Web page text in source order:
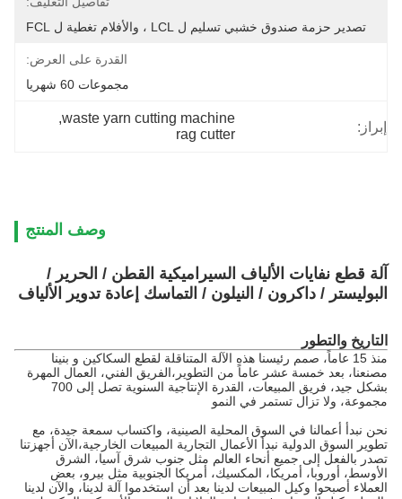
تصدير حزمة صندوق خشبي تسليم ل LCL ، والأفلام تغطية ل FCL
القدرة على العرض:
مجموعات 60 شهريا
إبراز:
waste yarn cutting machine
,
rag cutter
وصف المنتج
آلة قطع نفايات الألياف السيراميكية القطن / الحرير /
البوليستر / داكرون / النيلون / التماسك إعادة تدوير الألياف
التاريخ والتطور
منذ 15 عاماً، صمم رئيسنا هذه الآلة المتناقلة لقطع السكاكين و بنينا
مصنعنا، بعد خمسة عشر عاماً من التطوير،الفريق الفني، العمال المهرة
بشكل جيد، فريق المبيعات، القدرة الإنتاجية السنوية تصل إلى 700
مجموعة، ولا تزال تستمر في النمو
نحن نبدأ أعمالنا في السوق المحلية الصينية، واكتساب سمعة جيدة، مع
تطوير السوق الدولية نبدأ الأعمال التجارية المبيعات الخارجية،الآن أجهزتنا
تصدر بالفعل إلى جميع أنحاء العالم مثل جنوب شرق آسيا، الشرق
الأوسط، أوروبا، أمريكا، المكسيك، أمريكا الجنوبية مثل بيرو، بعض
العملاء أصبحوا وكيل المبيعات لدينا بعد أن استخدموا آلة لدينا، والآن لدينا